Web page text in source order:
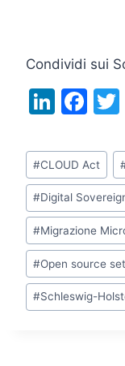
Condividi sui
Li
k
e
dI
n
F
c
e
b
o
o
k
Tag
articolo:
#CLOUD Act
#Digital
#Migrazione
#Open source
#Schleswig-